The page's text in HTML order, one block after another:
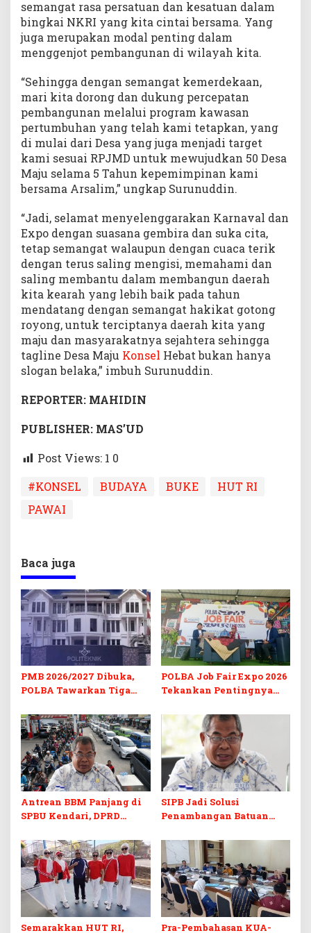
semangat rasa persatuan dan kesatuan dalam
bingkai NKRI yang kita cintai bersama. Yang
juga merupakan modal penting dalam
menggenjot pembangunan di wilayah kita.
“Sehingga dengan semangat kemerdekaan,
mari kita dorong dan dukung percepatan
pembangunan melalui program kawasan
pertumbuhan yang telah kami tetapkan, yang
di mulai dari Desa yang juga menjadi target
kami sesuai RPJMD untuk mewujudkan 50 Desa
Maju selama 5 Tahun kepemimpinan kami
bersama Arsalim,” ungkap Surunuddin.
“Jadi, selamat menyelenggarakan Karnaval dan
Expo dengan suasana gembira dan suka cita,
tetap semangat walaupun dengan cuaca terik
dengan terus saling mengisi, memahami dan
saling membantu dalam membangun daerah
kita kearah yang lebih baik pada tahun
mendatang dengan semangat hakikat gotong
royong, untuk terciptanya daerah kita yang
maju dan masyarakatnya sejahtera sehingga
tagline Desa Maju Konsel Hebat bukan hanya
slogan belaka,” imbuh Surunuddin.
REPORTER: MAHIDIN
PUBLISHER: MAS’UD
Post Views: 1 0
#KONSEL
BUDAYA BUKE
HUT RI
PAWAI
Baca juga
PMB 2026/2027 Dibuka,
POLBA Tawarkan Tiga
Kuliah Gratis
POLBA Job Fair Expo 2026
Tekankan Pentingnya
Digital
Antrean BBM Panjang di
SPBU Kendari, DPRD
Barcode Curang
SIPB Jadi Solusi
Penambangan Batuan
di Sultra
Semarakkan HUT RI,
Pra-Pembahasan KUA-